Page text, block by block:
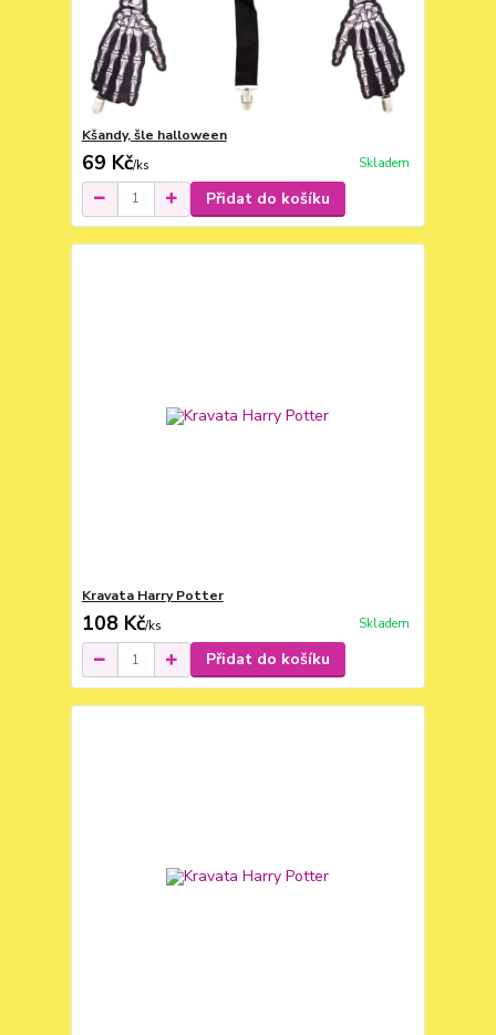
Kšandy, šle halloween
69 Kč/ks Skladem
Přidat do košíku
Kravata Harry Potter
108 Kč/ks Skladem
Přidat do košíku